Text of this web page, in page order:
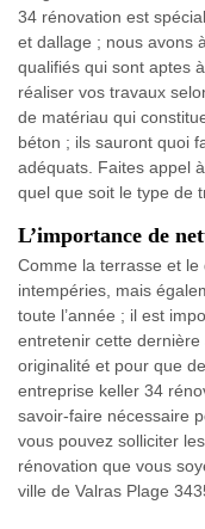
34 rénovation est
et dallage ; nous avons
qualifiés qui sont aptes
réaliser vos travaux
de matériau qui
béton ; ils sauront quoi
adéquats. Faites appel
quel que soit le type de
L’importance de
Comme la terrasse et
intempéries, mais
toute l’année ; il est
entretenir cette dernière
originalité et pour que
entreprise keller 34
savoir-faire nécessaire
vous pouvez solliciter
rénovation que vous
ville de Valras Plage